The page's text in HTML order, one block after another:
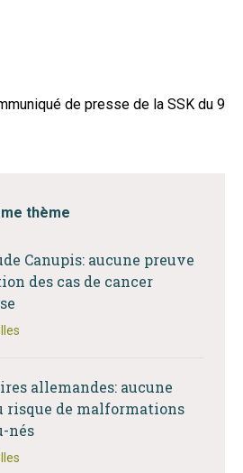
de presse de la SSK du 9
thème
Canupis: aucune preuve
des cas de cancer
allemandes: aucune
risque de malformations
nés